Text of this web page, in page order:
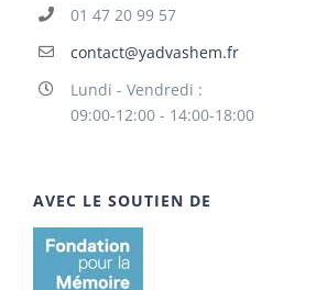
01 47 20 99 57
contact@yadvashem.fr
Lundi - Vendredi :
09:00-12:00 - 14:00-18:00
AVEC LE SOUTIEN DE